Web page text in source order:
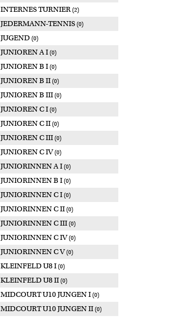
INTERNES TURNIER (2)
JEDERMANN-TENNIS (0)
JUGEND (0)
JUNIOREN A I (0)
JUNIOREN B I (0)
JUNIOREN B II (0)
JUNIOREN B III (0)
JUNIOREN C I (0)
JUNIOREN C II (0)
JUNIOREN C III (0)
JUNIOREN C IV(0)
JUNIORINNEN A I (0)
JUNIORINNEN B I (0)
JUNIORINNEN C I (0)
JUNIORINNEN C II (0)
JUNIORINNEN C III (0)
JUNIORINNEN C IV(0)
JUNIORINNEN C V(0)
KLEINFELD U8 I (0)
KLEINFELD U8 II (0)
MIDCOURT U10 JUNGEN I (0)
MIDCOURT U10 JUNGEN II (0)